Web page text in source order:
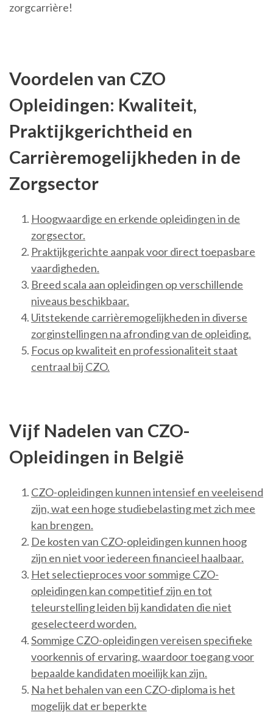
zorgcarrière!
Voordelen van CZO
Opleidingen: Kwaliteit,
Praktijkgerichtheid en
Carrièremogelijkheden in de
Zorgsector
Hoogwaardige en erkende opleidingen in de
zorgsector.
Praktijkgerichte aanpak voor direct toepasbare
vaardigheden.
Breed scala aan opleidingen op verschillende
niveaus beschikbaar.
Uitstekende carrièremogelijkheden in diverse
zorginstellingen na afronding van de opleiding.
Focus op kwaliteit en professionaliteit staat
centraal bij CZO.
Vijf Nadelen van CZO-
Opleidingen in België
CZO-opleidingen kunnen intensief en veeleisend
zijn, wat een hoge studiebelasting met zich mee
kan brengen.
De kosten van CZO-opleidingen kunnen hoog
zijn en niet voor iedereen financieel haalbaar.
Het selectieproces voor sommige CZO-
opleidingen kan competitief zijn en tot
teleurstelling leiden bij kandidaten die niet
geselecteerd worden.
Sommige CZO-opleidingen vereisen specifieke
voorkennis of ervaring, waardoor toegang voor
bepaalde kandidaten moeilijk kan zijn.
Na het behalen van een CZO-diploma is het
mogelijk dat er beperkte